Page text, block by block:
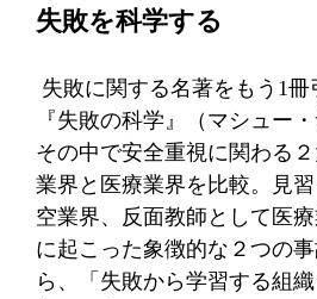
失敗を科学する
失敗に関する名著をもう 1冊
『失敗の科学』（マシュー
その中で安全重視に関わる
業界と医療業界を比較。見
空業界、反面教師として医
に起こった象徴的な２つの
ら、「失敗から学習する組織